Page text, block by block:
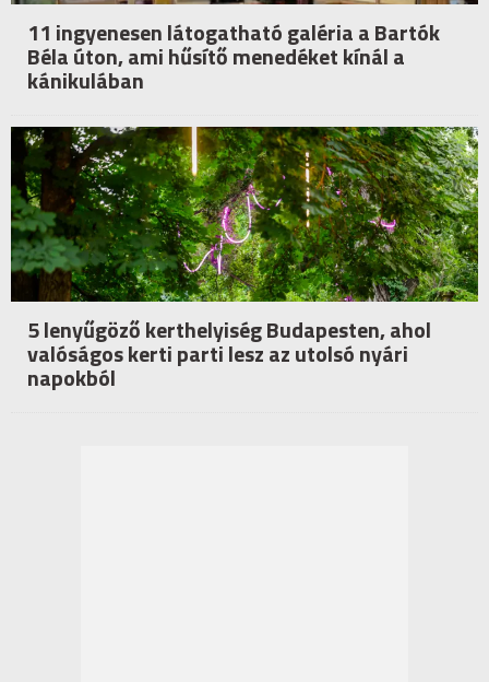
11 ingyenesen látogatható galéria a Bartók
Béla úton, ami hűsítő menedéket kínál a
kánikulában
5 lenyűgöző kerthelyiség Budapesten, ahol
valóságos kerti parti lesz az utolsó nyári
napokból